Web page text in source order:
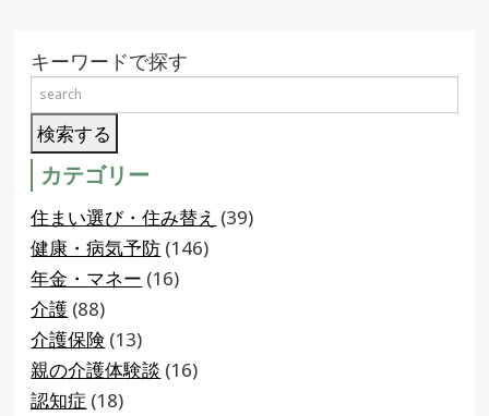
キーワードで探す
カテゴリー
住まい選び・住み替え (39)
健康・病気予防 (146)
年金・マネー (16)
介護 (88)
介護保険 (13)
親の介護体験談 (16)
認知症 (18)